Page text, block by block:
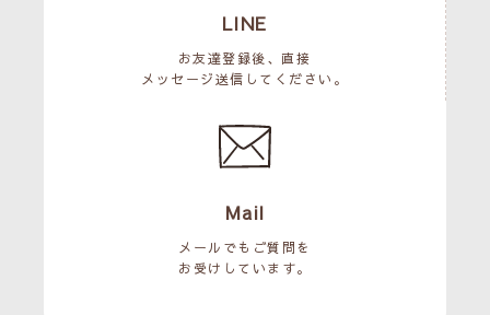
LINE
お友達登録後、直接
メッセージ送信してください。
Mail
メールでもご質問を
お受けしています。